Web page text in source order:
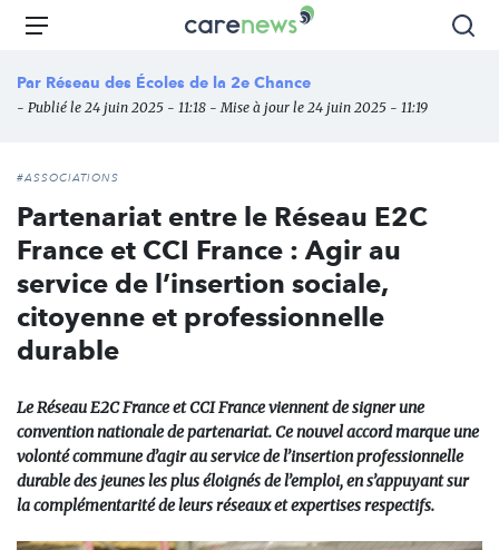
Aller
principal
Carenews,
média
des
Menu
Par Réseau des Écoles de la 2e Chance
- Publié le 24 juin 2025 - 11:18 - Mise à jour le 24 juin 2025 - 11:19
#ASSOCIATIONS
Partenariat entre le Réseau E2C
France et CCI France : Agir au
service de l’insertion sociale,
citoyenne et professionnelle
durable
Le Réseau E2C France et CCI France viennent de signer une
convention nationale de partenariat. Ce nouvel accord marque une
volonté commune d’agir au service de l’insertion professionnelle
durable des jeunes les plus éloignés de l’emploi, en s’appuyant sur
la complémentarité de leurs réseaux et expertises respectifs.